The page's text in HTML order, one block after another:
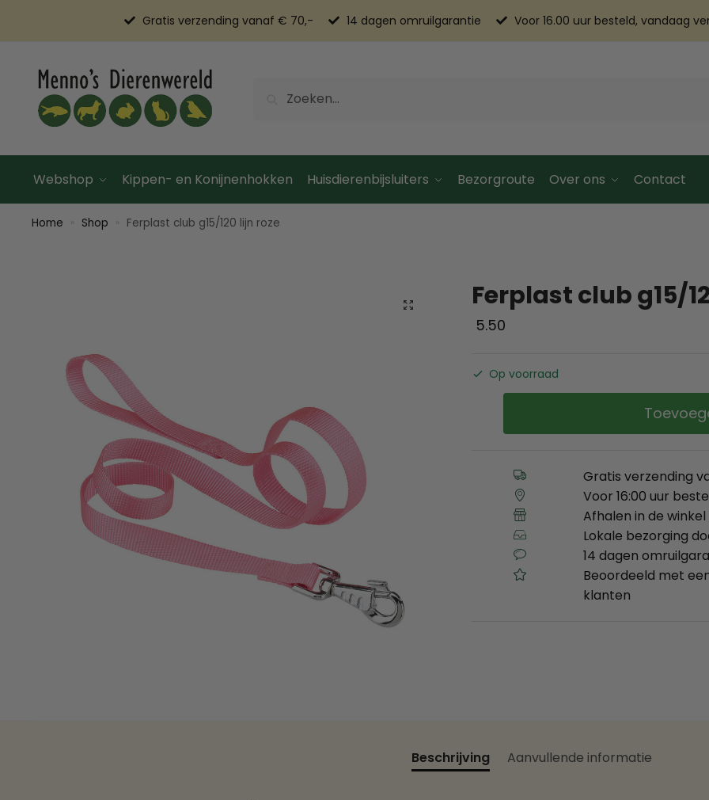
Gratis verzending vanaf € 70,- 14 dagen omruilgarantie Voor 16.00 uur besteld, vandaag
Webshop Kippen- en Konijnenhokken Huisdierenbijsluiters Bezorgroute Over ons Contact
Home Shop Ferplast club g15/120 lijn roze
Ferplast club g15/
5.50
Op voorraad
Gratis verzending
Voor 16:00 uur
Afhalen in de winkel
Lokale bezorging
14 dagen
Beoordeeld met
klanten
Beschrijving Aanvullende informatie